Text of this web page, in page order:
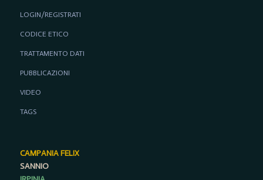
LOGIN/REGISTRATI
CODICE ETICO
TRATTAMENTO DATI
PUBBLICAZIONI
VIDEO
TAGS
CAMPANIA FELIX
SANNIO